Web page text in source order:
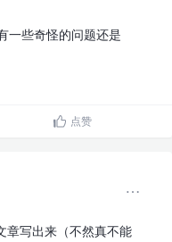
一些奇怪的问题还是
点赞
章写出来（不然真不能